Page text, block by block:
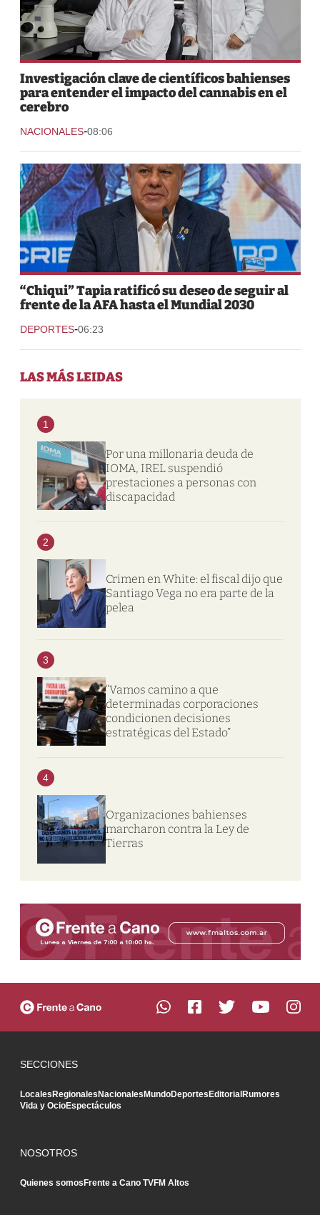
Investigación clave de científicos bahienses
para entender el impacto del cannabis en el
cerebro
NACIONALES-08:06
“Chiqui” Tapia ratificó su deseo de seguir al
frente de la AFA hasta el Mundial 2030
DEPORTES-06:23
LAS MÁS LEIDAS
1
Por una millonaria deuda de
IOMA, IREL suspendió
prestaciones a personas con
discapacidad
2
Crimen en White: el fiscal dijo que
Santiago Vega no era parte de la
pelea
3
“Vamos camino a que
determinadas corporaciones
condicionen decisiones
estratégicas del Estado”
4
Organizaciones bahienses
marcharon contra la Ley de
Tierras
SECCIONES
LocalesRegionalesNacionalesMundoDeportesEditorialRumores
Vida y OcioEspectáculos
NOSOTROS
Quienes somosFrente a Cano TVFM Altos